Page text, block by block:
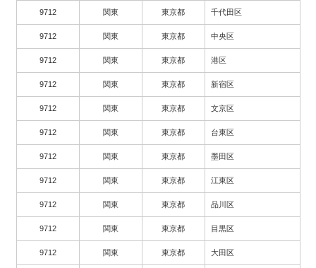
9712 関東 東京都 千代田区
9712 関東 東京都 中央区
9712 関東 東京都 港区
9712 関東 東京都 新宿区
9712 関東 東京都 文京区
9712 関東 東京都 台東区
9712 関東 東京都 墨田区
9712 関東 東京都 江東区
9712 関東 東京都 品川区
9712 関東 東京都 目黒区
9712 関東 東京都 大田区